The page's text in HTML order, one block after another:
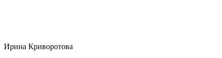
Ирина Криворотова